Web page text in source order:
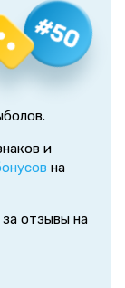
и
на
отзывы на